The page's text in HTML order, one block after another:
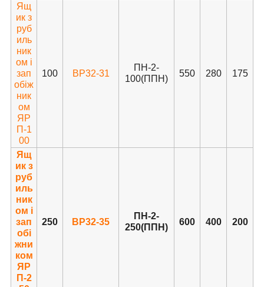
Ящ
ик з
руб
иль
ник
ом і
зап
обіж
ник
ом
ЯР
П-1
00
100 ВР32-31
ПН-2-
100(ППН)
550 280 175
Ящ
ик з
руб
иль
ник
ом і
зап
обі
жни
ком
ЯР
П-2
250 ВР32-35
ПН-2-
250(ППН)
600 400 200